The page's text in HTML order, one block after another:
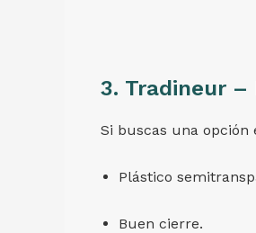
3. Tradineur –
Si buscas una opción
Plástico
Buen cierre.